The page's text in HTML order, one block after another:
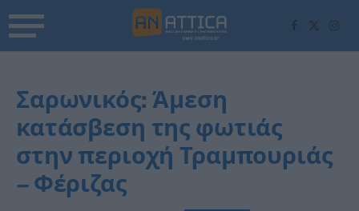
Facebook
X
(Twitter)
Σαρωνικός: Άμεση
κατάσβεση της φωτιάς
στην περιοχή Τραμπουριάς
– Φέριζας